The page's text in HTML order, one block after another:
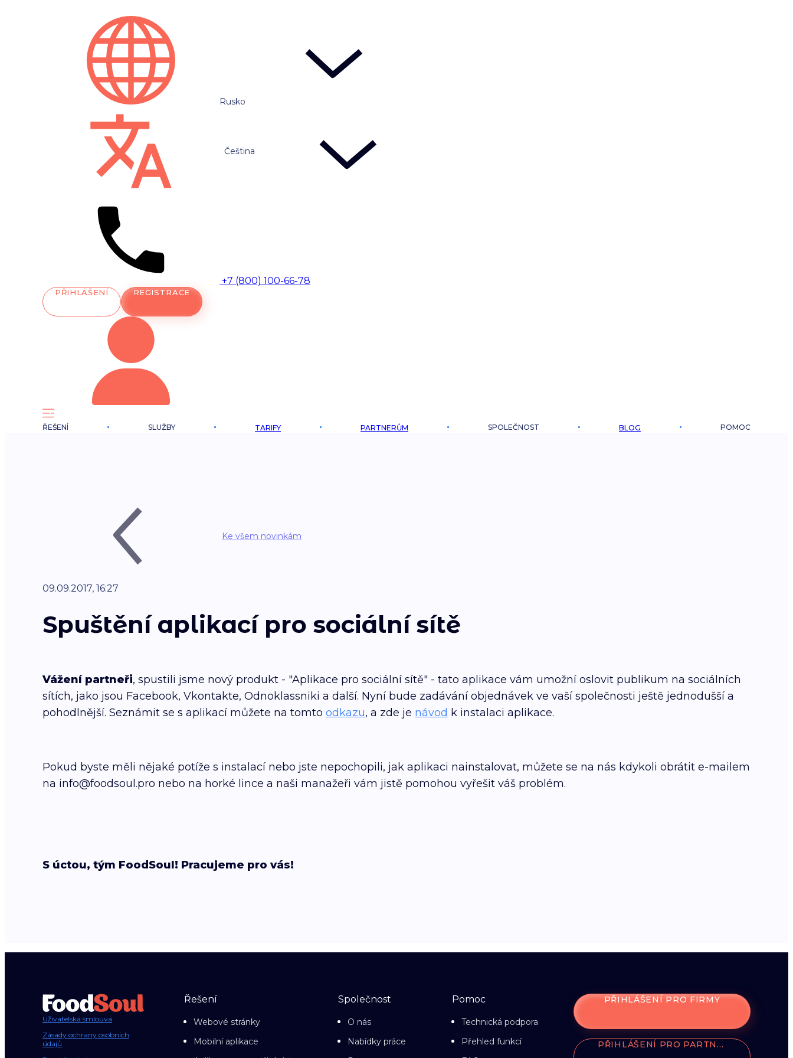
Rusko
Čeština
+7 (800) 100-66-78
PŘIHLÁŠENÍ REGISTRACE
ŘEŠENÍ SLUŽBY TARIFY PARTNERŮM SPOLEČNOST BLOG POMOC
Ke všem novinkám
09.09.2017, 16:27
Spuštění aplikací pro sociální sítě
Vážení partneři, spustili jsme nový produkt - "Aplikace pro sociální sítě" - tato aplikace vám umožní oslovit publikum na sociálních
sítích, jako jsou Facebook, Vkontakte, Odnoklassniki a další. Nyní bude zadávání objednávek ve vaší společnosti ještě jednodušší a
pohodlnější. Seznámit se s aplikací můžete na tomto odkazu, a zde je návod k instalaci aplikace.
Pokud byste měli nějaké potíže s instalací nebo jste nepochopili, jak aplikaci nainstalovat, můžete se na nás kdykoli obrátit e-mailem
na info@foodsoul.pro nebo na horké lince a naši manažeři vám jistě pomohou vyřešit váš problém.
S úctou, tým FoodSoul! Pracujeme pro vás!
Uživatelská smlouva
Zásady ochrany osobních
údajů
Řešení
Webové stránky
Mobilní aplikace
Společnost
O nás
Nabídky práce
Pomoc
Technická podpora
Přehled funkcí
PŘIHLÁŠENÍ PRO FIRMY
PŘIHLÁŠENÍ PRO PARTNERY